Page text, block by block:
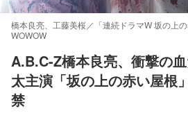
橋本良亮、工藤美桜／「連続ドラマW 坂の上の
WOWOW
A.B.C-Z橋本良亮、衝撃の
太主演「坂の上の赤い屋根
禁